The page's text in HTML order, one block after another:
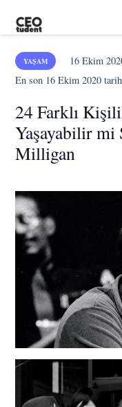
YAŞAM 16 Ekim
En son 16 Ekim 2020
24 Farklı
Yaşayabilir mi
Milligan